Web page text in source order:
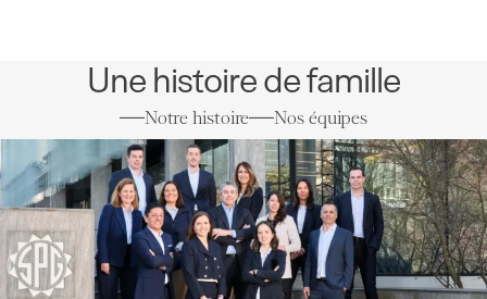
Une histoire de famille
Notre histoire Nos équipes